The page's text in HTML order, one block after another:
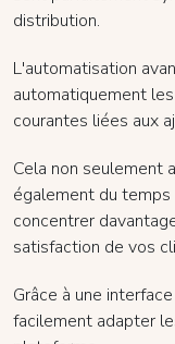
distribution.
L'automatisation
automatiquement
courantes liées aux
Cela non seulement
également du
concentrer
satisfaction de vos
Grâce à une
facilement adapter